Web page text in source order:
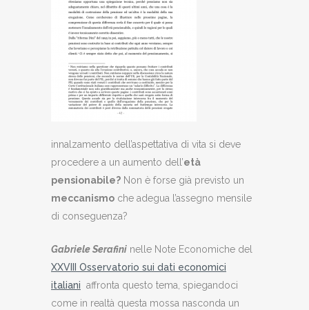
innalzamento dell’aspettativa di vita si deve
procedere a un aumento dell’età
pensionabile? Non è forse già previsto un
meccanismo che adegua l’assegno mensile
di conseguenza?
Gabriele Serafini nelle Note Economiche del
XXVIII Osservatorio sui dati economici
italiani affronta questo tema, spiegandoci
come in realtà questa mossa nasconda un